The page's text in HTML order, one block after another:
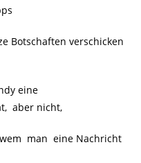
Botschaften verschicken
eine
aber nicht,
man eine Nachricht